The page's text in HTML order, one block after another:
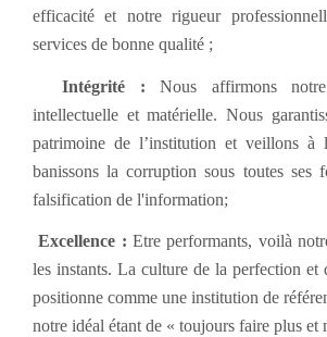
efficacité et notre rigueur
services de bonne qualité ;
Intégrité : Nous affirmons
intellectuelle et matérielle. Nous
patrimoine de l’institution et veillons à
banissons la corruption sous toutes ses
falsification de l'information;
Excellence : Etre performants, voilà
les instants. La culture de la perfection et
positionne comme une institution de
notre idéal étant de « toujours faire plus et